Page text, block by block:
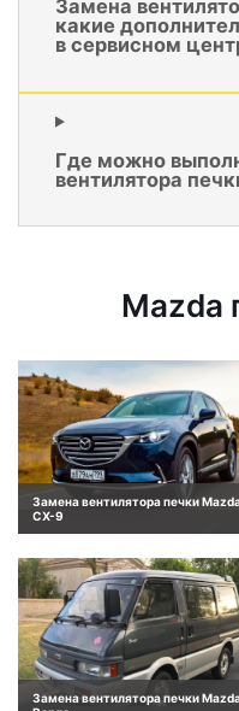
Замена
какие
в сервисном
Где можно
вентилятора
Mazda
Замена вентилятора печки
CX-9
Замена вентилятора печки